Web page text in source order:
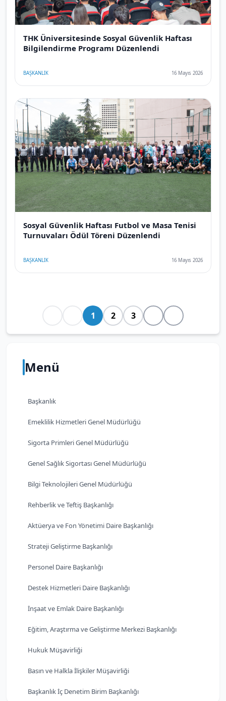
Menü
Başkanlık
Emeklilik Hizmetleri Genel Müdürlüğü
Sigorta Primleri Genel Müdürlüğü
Genel Sağlık Sigortası Genel Müdürlüğü
Bilgi Teknolojileri Genel Müdürlüğü
Rehberlik ve Teftiş Başkanlığı
Aktüerya ve Fon Yönetimi Daire Başkanlığı
Strateji Geliştirme Başkanlığı
Personel Daire Başkanlığı
Destek Hizmetleri Daire Başkanlığı
İnşaat ve Emlak Daire Başkanlığı
Eğitim, Araştırma ve Geliştirme Merkezi Başkanlığı
Hukuk Müşavirliği
Basın ve Halkla İlişkiler Müşavirliği
Başkanlık İç Denetim Birim Başkanlığı
THK Üniversitesinde Sosyal Güvenlik Haftası
Bilgilendirme Programı Düzenlendi
BAŞKANLIK 16 Mayıs 2026
Sosyal Güvenlik Haftası Futbol ve Masa Tenisi
Turnuvaları Ödül Töreni Düzenlendi
BAŞKANLIK 16 Mayıs 2026
1 2 3